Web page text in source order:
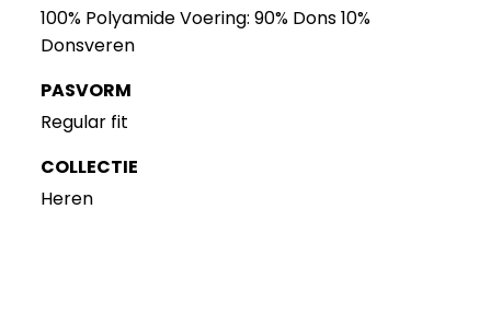
100% Polyamide Voering: 90% Dons 10%
Donsveren
PASVORM
Regular fit
COLLECTIE
Heren